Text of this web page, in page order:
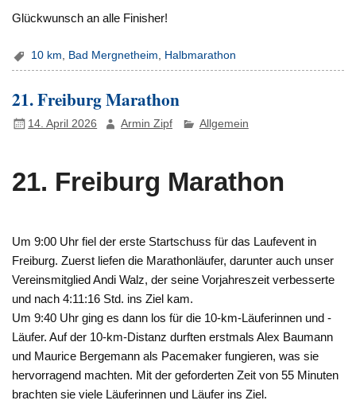
Glückwunsch an alle Finisher!
10 km Bad Mergnetheim Halbmarathon
21. Freiburg Marathon
14. April 2026 Armin Zipf Allgemein
21. Freiburg Marathon
Um 9:00 Uhr fiel der erste Startschuss für das Laufevent in
Freiburg. Zuerst liefen die Marathonläufer, darunter auch unser
Vereinsmitglied Andi Walz, der seine Vorjahreszeit verbesserte
und nach 4:11:16 Std. ins Ziel kam.
Um 9:40 Uhr ging es dann los für die 10-km-Läuferinnen und -
Läufer. Auf der 10-km-Distanz durften erstmals Alex Baumann
und Maurice Bergemann als Pacemaker fungieren, was sie
hervorragend machten. Mit der geforderten Zeit von 55 Minuten
brachten sie viele Läuferinnen und Läufer ins Ziel.